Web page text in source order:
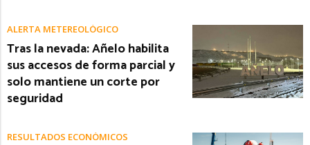
ALERTA METEREOLÓGICO
Tras la nevada: Añelo habilita
sus accesos de forma parcial y
solo mantiene un corte por
seguridad
RESULTADOS ECONÓMICOS